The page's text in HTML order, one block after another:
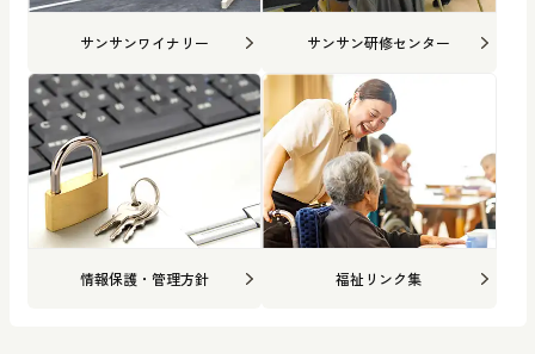
サンサンワイナリー サンサン研修センター
情報保護・管理方針 福祉リンク集